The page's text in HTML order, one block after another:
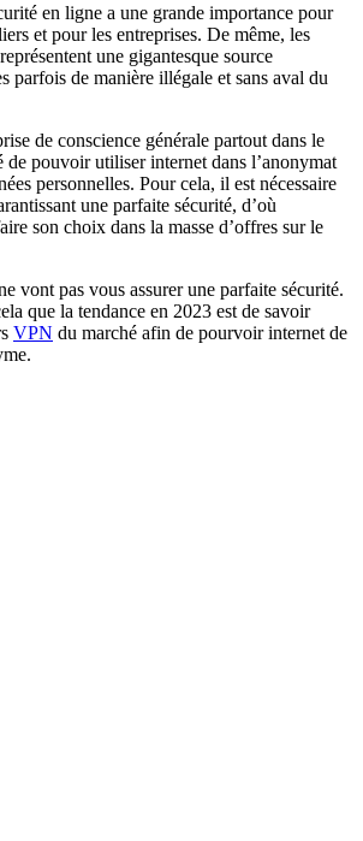
en ligne a une grande importance pour
et pour les entreprises. De même, les
une gigantesque source
parfois de manière illégale et sans aval du
de conscience générale partout dans le
de pouvoir utiliser internet dans l’anonymat
personnelles. Pour cela, il est nécessaire
une parfaite sécurité, d’où
son choix dans la masse d’offres sur le
vont pas vous assurer une parfaite sécurité.
que la tendance en 2023 est de savoir
VPN du marché afin de pourvoir internet de